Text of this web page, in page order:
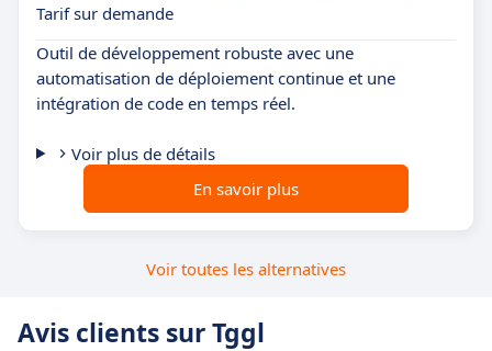
Tarif sur demande
Outil de développement robuste avec une
automatisation de déploiement continue et une
intégration de code en temps réel.
Voir plus de détails
En savoir plus
Voir toutes les alternatives
Avis clients sur Tggl